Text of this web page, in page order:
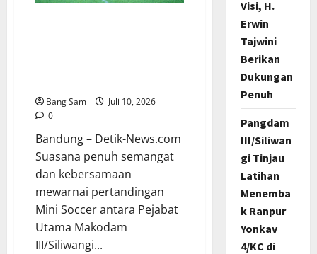
Bang Sam
Juli 10, 2026
0
Bandung – Detik-News.com
Suasana penuh semangat
dan kebersamaan
mewarnai pertandingan
Mini Soccer antara Pejabat
Utama Makodam
III/Siliwangi...
Visi, H.
Erwin
Tajwini
Berikan
Dukungan
Penuh
Pangdam
III/Siliwan
gi Tinjau
Latihan
Menemba
k Ranpur
Yonkav
4/KC di